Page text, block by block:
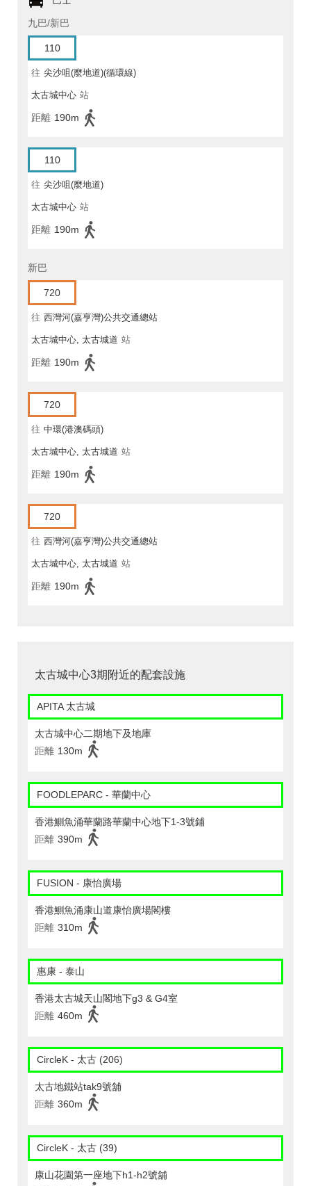
九巴/新巴
110
往 尖沙咀(麼地道)(循環線)
太古城中心 站
距離 190m
110
往 尖沙咀(麼地道)
太古城中心 站
距離 190m
新巴
720
往 西灣河(嘉亨灣)公共交通總站
太古城中心, 太古城道 站
距離 190m
720
往 中環(港澳碼頭)
太古城中心, 太古城道 站
距離 190m
720
往 西灣河(嘉亨灣)公共交通總站
太古城中心, 太古城道 站
距離 190m
太古城中心3期附近的配套設施
APITA 太古城
太古城中心二期地下及地庫
距離 130m
FOODLEPARC - 華蘭中心
香港鰂魚涌華蘭路華蘭中心地下1-3號鋪
距離 390m
FUSION - 康怡廣場
香港鰂魚涌康山道康怡廣場閣樓
距離 310m
惠康 - 泰山
香港太古城天山閣地下g3 & G4室
距離 460m
CircleK - 太古 (206)
太古地鐵站tak9號舖
距離 360m
CircleK - 太古 (39)
康山花園第一座地下h1-h2號舖